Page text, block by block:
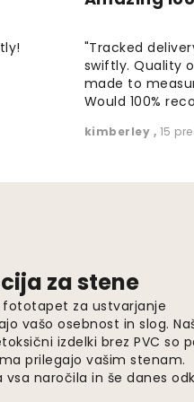
"Tracked
swiftly. Quality
made to
Would 100%
kimberley , 15
za stene
za ustvarjanje
vašo osebnost in slog.
izdelki brez PVC so
prilegajo vašim stenam.
naročila in še danes